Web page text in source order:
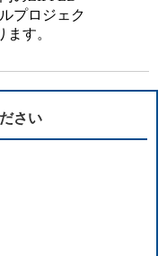
プロジェク
ます。
さい